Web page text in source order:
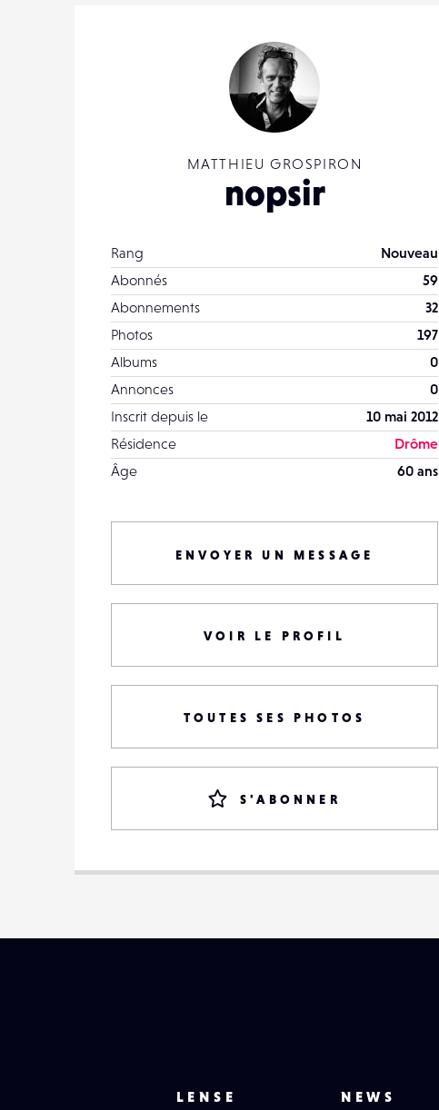
MATTHIEU GROSPIRON
nopsir
Rang
Nouveau
Abonnés
59
Abonnements
32
Photos
197
Albums
0
Annonces
0
Inscrit depuis le
10 mai 2012
Résidence
Drôme
Âge
60 ans
ENVOYER UN MESSAGE
VOIR LE PROFIL
TOUTES SES PHOTOS
S'ABONNER
LENSE NEWS